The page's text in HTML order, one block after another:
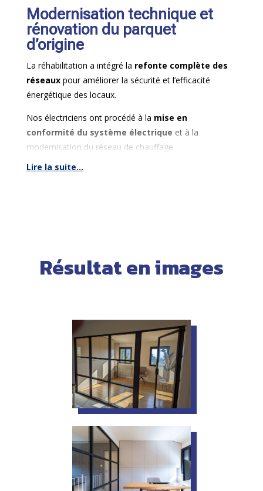
personnaliser les finiciones murales.
Modernisation technique et
rénovation du parquet
d’origine
La réhabilitation a intégré la refonte complète des
réseauxpour améliorer la sécurité et l’efficacité
énergétique des locaux.
Nos électriciens ont procédé à la mise en
conformité du système électrique et à la
modernisation du réseau de chauffage.
Au sol, le parquet existant a fait l’objet d’un traitement
Lire la suite...
Résultat en images